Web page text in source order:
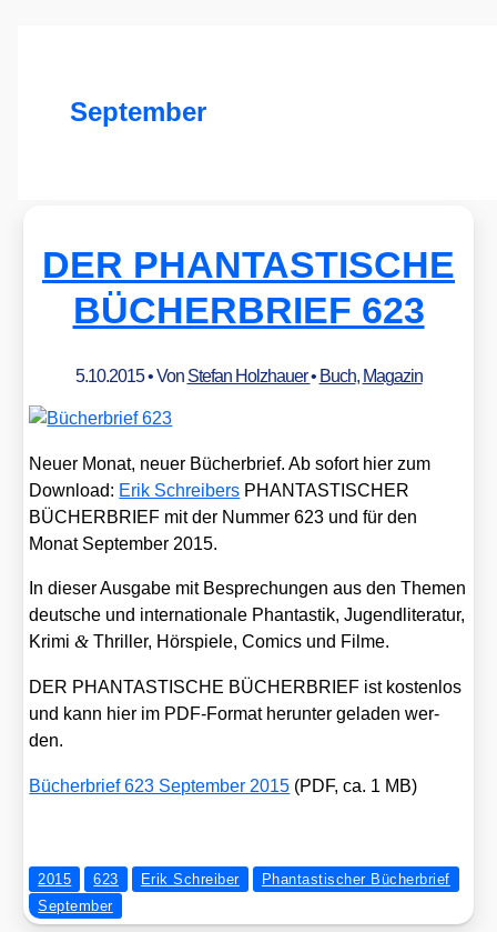
September
DER PHANTASTISCHE
BÜCHERBRIEF 623
5.10.2015• Von Stefan Holzhauer• Buch, Magazin
Neu­er Monat, neu­er Bücher­brief. Ab sofort hier zum
Down­load: Erik Schrei­bers PHANTASTISCHER
BÜCHERBRIEF mit der Num­mer 623 und für den
Monat Sep­tem­ber 2015.
In die­ser Aus­ga­be mit Bespre­chun­gen aus den The­men
deut­sche und inter­na­tio­na­le Phan­tas­tik, Jugend­li­te­ra­tur,
Kri­mi& Thril­ler, Hör­spie­le, Comics und Fil­me.
DER PHANTASTISCHE BÜCHERBRIEF ist kos­ten­los
und kann hier im PDF-For­mat her­un­ter gela­den wer­
den.
Bücher­brief 623 Sep­tem­ber 2015 (PDF, ca. 1 MB)
2015 623 Erik Schreiber
Phantastischer Bücherbrief
September